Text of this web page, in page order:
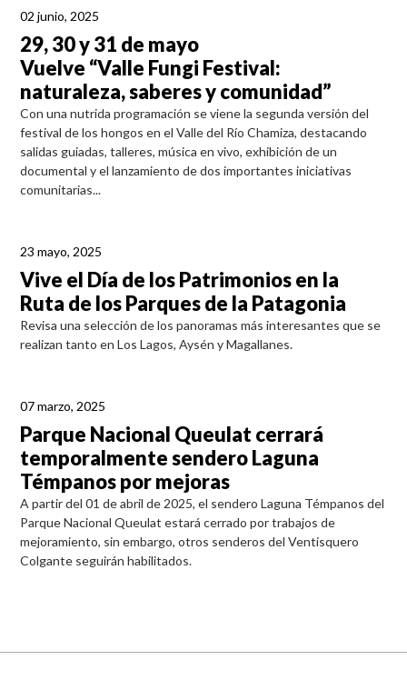
02 junio, 2025
29, 30 y 31 de mayo
Vuelve “Valle Fungi Festival:
naturaleza, saberes y comunidad”
Con una nutrida programación se viene la segunda versión del
festival de los hongos en el Valle del Río Chamiza, destacando
salidas guiadas, talleres, música en vivo, exhibición de un
documental y el lanzamiento de dos importantes iniciativas
comunitarias...
23 mayo, 2025
Vive el Día de los Patrimonios en la
Ruta de los Parques de la Patagonia
Revisa una selección de los panoramas más interesantes que se
realizan tanto en Los Lagos, Aysén y Magallanes.
07 marzo, 2025
Parque Nacional Queulat cerrará
temporalmente sendero Laguna
Témpanos por mejoras
A partir del 01 de abril de 2025, el sendero Laguna Témpanos del
Parque Nacional Queulat estará cerrado por trabajos de
mejoramiento, sin embargo, otros senderos del Ventisquero
Colgante seguirán habilitados.